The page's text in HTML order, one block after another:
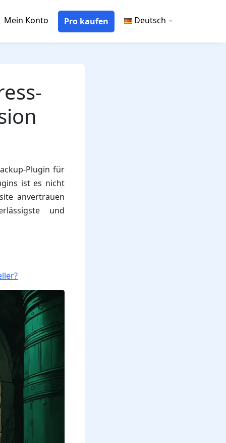
Mein Konto Pro kaufen Deutsch
Plugin für
ist es nicht
anvertrauen
und